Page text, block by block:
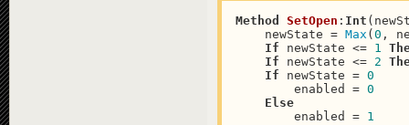
Method SetOpen : Int
    newState =
Max ( 0 ,
If newState <= 1
If newState <= 2
If newState = 0
        enabled =
0
Else
        enabled =
1